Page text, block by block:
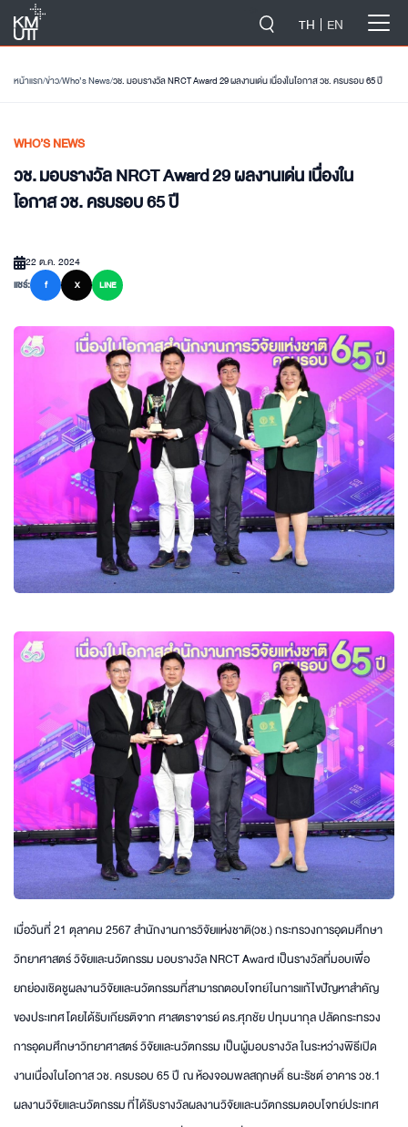
TH EN
หน้าแรก/ข่าว/Who’s News/วช. มอบรางวัล NRCT Award 29 ผลงานเด่น เนื่องในโอกาส วช. ครบรอบ 65 ปี
WHO’S NEWS
วช. มอบรางวัล NRCT Award 29 ผลงานเด่น เนื่องใน
โอกาส วช. ครบรอบ 65 ปี
22 ต.ค. 2024
แชร์:
f X LINE
เมื่อวันที่ 21 ตุลาคม 2567 สำนักงานการวิจัยแห่งชาติ(วช.) กระทรวงการอุดมศึกษา
วิทยาศาสตร์ วิจัยและนวัตกรรม มอบรางวัล NRCT Award เป็นรางวัลที่มอบเพื่อ
ยกย่องเชิดชูผลงานวิจัยและนวัตกรรมที่สามารถตอบโจทย์ในการแก้ไขปัญหาสำคัญ
ของประเทศ โดยได้รับเกียรติจาก ศาสตราจารย์ ดร.ศุภชัย ปทุมนากุล ปลัดกระทรวง
การอุดมศึกษาวิทยาศาสตร์ วิจัยและนวัตกรรม เป็นผู้มอบรางวัล ในระหว่างพิธีเปิด
งานเนื่องในโอกาส วช. ครบรอบ 65 ปี ณ ห้องจอมพลสฤกษดิ์ ธนะรัชต์ อาคาร วช.1
ผลงานวิจัยและนวัตกรรม ที่ได้รับรางวัลผลงานวิจัยและนวัตกรรมตอบโจทย์ประเทศ